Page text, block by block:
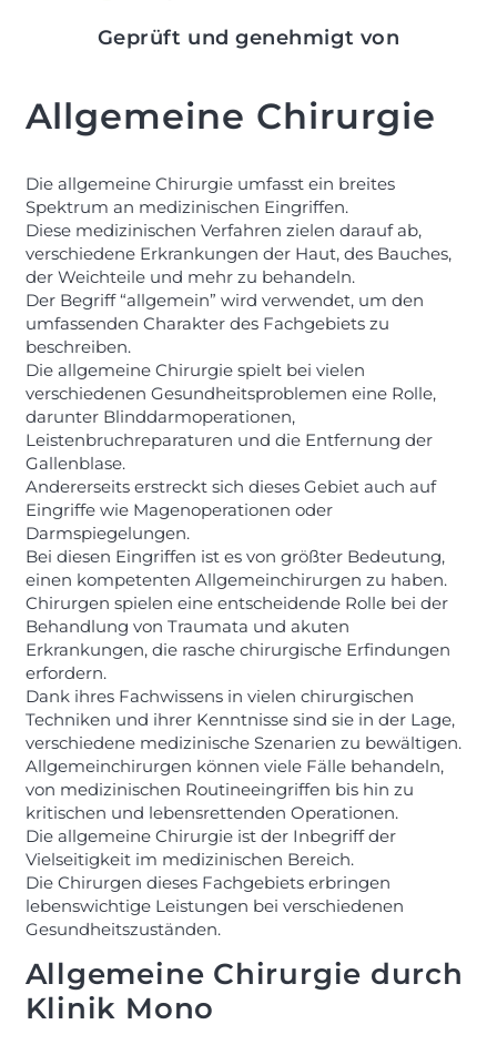
Geprüft und genehmigt von
Allgemeine Chirurgie
Die allgemeine Chirurgie umfasst ein breites
Spektrum an medizinischen Eingriffen.
Diese medizinischen Verfahren zielen darauf ab,
verschiedene Erkrankungen der Haut, des Bauches,
der Weichteile und mehr zu behandeln.
Der Begriff “allgemein” wird verwendet, um den
umfassenden Charakter des Fachgebiets zu
beschreiben.
Die allgemeine Chirurgie spielt bei vielen
verschiedenen Gesundheitsproblemen eine Rolle,
darunter Blinddarmoperationen,
Leistenbruchreparaturen und die Entfernung der
Gallenblase.
Andererseits erstreckt sich dieses Gebiet auch auf
Eingriffe wie Magenoperationen oder
Darmspiegelungen.
Bei diesen Eingriffen ist es von größter Bedeutung,
einen kompetenten Allgemeinchirurgen zu haben.
Chirurgen spielen eine entscheidende Rolle bei der
Behandlung von Traumata und akuten
Erkrankungen, die rasche chirurgische Erfindungen
erfordern.
Dank ihres Fachwissens in vielen chirurgischen
Techniken und ihrer Kenntnisse sind sie in der Lage,
verschiedene medizinische Szenarien zu bewältigen.
Allgemeinchirurgen können viele Fälle behandeln,
von medizinischen Routineeingriffen bis hin zu
kritischen und lebensrettenden Operationen.
Die allgemeine Chirurgie ist der Inbegriff der
Vielseitigkeit im medizinischen Bereich.
Die Chirurgen dieses Fachgebiets erbringen
lebenswichtige Leistungen bei verschiedenen
Gesundheitszuständen.
Allgemeine Chirurgie durch
Klinik Mono